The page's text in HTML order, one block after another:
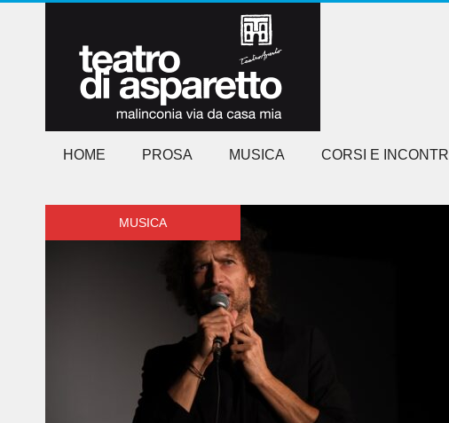
HOME PROSA MUSICA CORSI E INCONTRI
MUSICA